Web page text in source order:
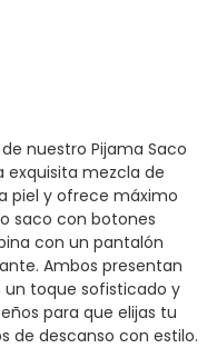
nuestro Pijama Saco
exquisita mezcla de
piel y ofrece máximo
saco con botones
con un pantalón
Ambos presentan
toque sofisticado y
para que elijas tu
de descanso con estilo.